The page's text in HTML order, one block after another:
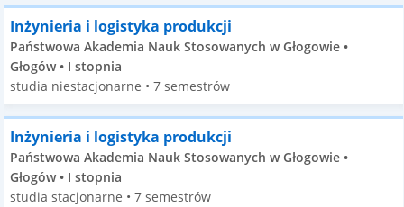
Inżynieria i logistyka produkcji
Państwowa Akademia Nauk Stosowanych w Głogowie •
Głogów • I stopnia
studia niestacjonarne • 7 semestrów
Inżynieria i logistyka produkcji
Państwowa Akademia Nauk Stosowanych w Głogowie •
Głogów • I stopnia
studia stacjonarne • 7 semestrów